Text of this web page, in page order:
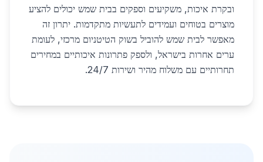
ובקרת איכות, משקיעים וספקים בבית שמש יכולים להציע
מוצרים בטוחים ועמידים לתעשיות מתקדמות. יתרון זה
מאפשר לבית שמש להוביל בשוק הטיטניום מרכזי, לעומת
ערים אחרות בישראל, ולספק פתרונות איכותיים במחירים
תחרותיים עם משלוח מהיר ושירות 24/7.